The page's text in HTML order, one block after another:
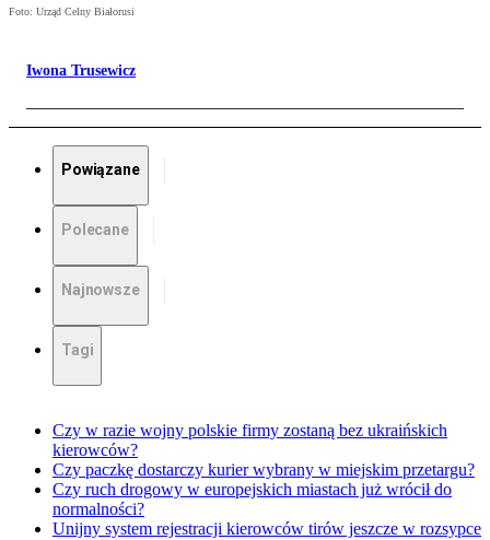
Foto: Urząd Celny Białorusi
Iwona Trusewicz
Powiązane
Polecane
Najnowsze
Tagi
Czy w razie wojny polskie firmy zostaną bez ukraińskich
kierowców?
Czy paczkę dostarczy kurier wybrany w miejskim przetargu?
Czy ruch drogowy w europejskich miastach już wrócił do
normalności?
Unijny system rejestracji kierowców tirów jeszcze w rozsypce